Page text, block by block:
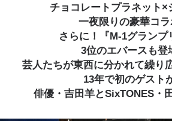
チョコレートプラネット×
一夜限りの豪華コラ
さらに！『M-1グランプ
3位のエバースも登
芸人たちが東西に分かれて繰り
13年で初のゲスト
俳優・吉田羊とSixTONES・